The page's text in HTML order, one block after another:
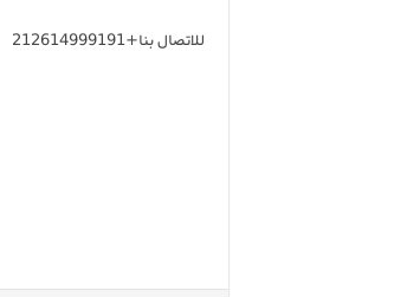
للاتصال بنا+212614999191